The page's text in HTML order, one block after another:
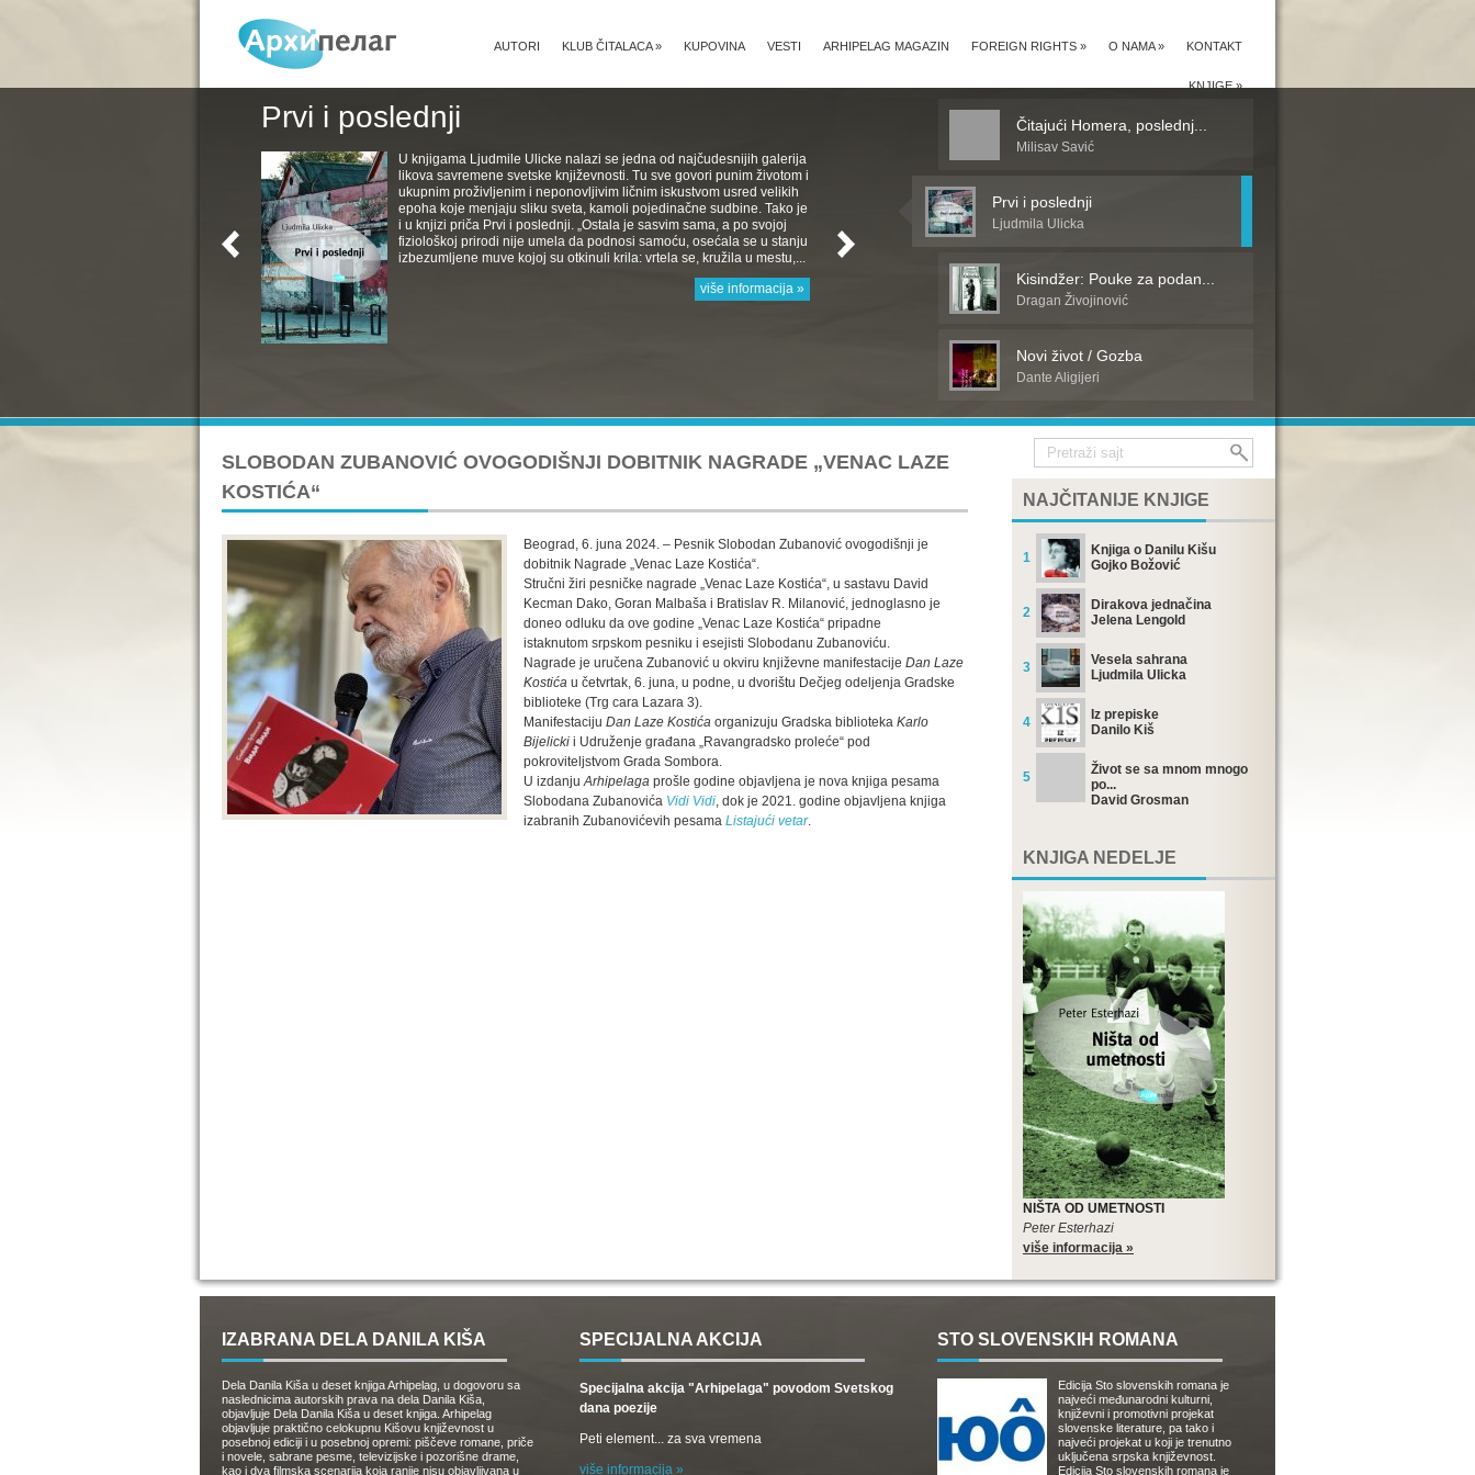
KONTAKT
O NAMA»
FOREIGN RIGHTS »
ARHIPELAG MAGAZIN
VESTI
KUPOVINA
KLUB ČITALACA»
AUTORI
KNJIGE»
Prvi i poslednji
U knjigama Ljudmile Ulicke nalazi se jedna od najčudesnijih galerija
likova savremene svetske književnosti. Tu sve govori punim životom i
ukupnim proživljenim i neponovljivim ličnim iskustvom usred velikih
epoha koje menjaju sliku sveta, kamoli pojedinačne sudbine. Tako je
i u knjizi priča Prvi i poslednji. „Ostala je sasvim sama, a po svojoj
fiziološkoj prirodi nije umela da podnosi samoću, osećala se u stanju
izbezumljene muve kojoj su otkinuli krila: vrtela se, kružila u mestu,...
više informacija »
Čitajući Homera, poslednj...
Milisav Savić
Prvi i poslednji
Ljudmila Ulicka
Kisindžer: Pouke za podan...
Dragan Živojinović
Novi život / Gozba
Dante Aligijeri
SLOBODAN ZUBANOVIĆ OVOGODIŠNJI DOBITNIK NAGRADE „VENAC LAZE
KOSTIĆA“
Beograd, 6. juna 2024. – Pesnik Slobodan Zubanović ovogodišnji je
dobitnik Nagrade „Venac Laze Kostića“.
Stručni žiri pesničke nagrade „Venac Laze Kostića“, u sastavu David
Kecman Dako, Goran Malbaša i Bratislav R. Milanović, jednoglasno je
doneo odluku da ove godine „Venac Laze Kostića“ pripadne
istaknutom srpskom pesniku i esejisti Slobodanu Zubanoviću.
Nagrade je uručena Zubanović u okviru književne manifestacije Dan Laze
Kostića u četvrtak, 6. juna, u podne, u dvorištu Dečjeg odelјenja Gradske
biblioteke (Trg cara Lazara 3).
Manifestaciju Dan Laze Kostića organizuju Gradska biblioteka Karlo
Bijelicki i Udruženje građana „Ravangradsko proleće“ pod
pokrovitelјstvom Grada Sombora.
U izdanjuArhipelaga prošle godine objavljena je nova knjiga pesama
Slobodana Zubanovića Vidi Vidi, dok je 2021. godine objavljena knjiga
izabranih Zubanovićevih pesama Listajući vetar.
NAJČITANIJE KNJIGE
1
Knjiga o Danilu Kišu
Gojko Božović
2
Dirakova jednačina
Jelena Lengold
3
Vesela sahrana
Ljudmila Ulicka
4
Iz prepiske
Danilo Kiš
5
Život se sa mnom mnogo
po...
David Grosman
KNJIGA NEDELJE
NIŠTA OD UMETNOSTI
Peter Esterhazi
više informacija »
IZABRANA DELA DANILA KIŠA
Dela Danila Kiša u deset knjiga Arhipelag, u dogovoru sa
naslednicima autorskih prava na dela Danila Kiša,
objavljuje Dela Danila Kiša u deset knjiga. Arhipelag
objavljuje praktično celokupnu Kišovu književnost u
posebnoj ediciji i u posebnoj opremi: piščeve romane, priče
i novele, sabrane pesme, televizijske i pozorišne drame,
kao i dva filmska scenarija koja ranije nisu objavljivana u
SPECIJALNA AKCIJA
Specijalna akcija "Arhipelaga" povodom Svetskog
dana poezije
Peti element... za sva vremena
više informacija »
STO SLOVENSKIH ROMANA
Edicija Sto slovenskih romana je
najveći međunarodni kulturni,
književni i promotivni projekat
slovenske literature, pa tako i
najveći projekat u koji je trenutno
uključena srpska književnost.
Edicija Sto slovenskih romana je